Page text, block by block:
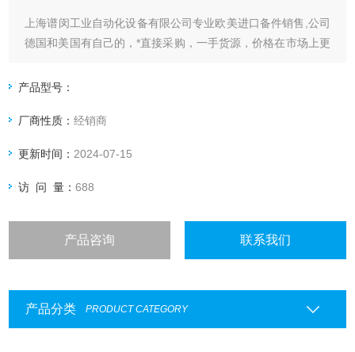
上海谱闵工业自动化设备有限公司专业欧美进口备件销售,公司
德国和美国有自己的，*直接采购，一手货源，价格在市场上更
货给我们提供固定折扣，确保我们给客户惠的价格。
渠道广: 除了现货，我们跟欧洲许多有直接的业务关系，使我
们可以采购到由于保护而不能报价的品。
产品型号：
厂商性质：经销商
更新时间： 2024-07-15
访 问 量：688
产品咨询 联系我们
产品分类 PRODUCT CATEGORY